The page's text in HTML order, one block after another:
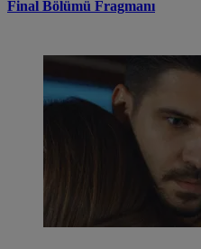
Final Bölümü Fragmanı